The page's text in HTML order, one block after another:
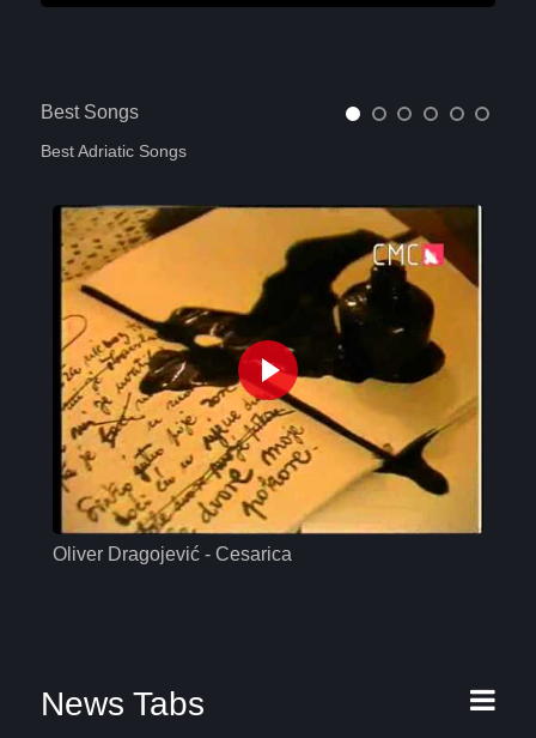
Best Songs
Best Adriatic Songs
Oliver Dragojević - Cesarica
News Tabs